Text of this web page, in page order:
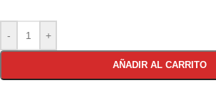
- +
AÑADIR AL CARRITO